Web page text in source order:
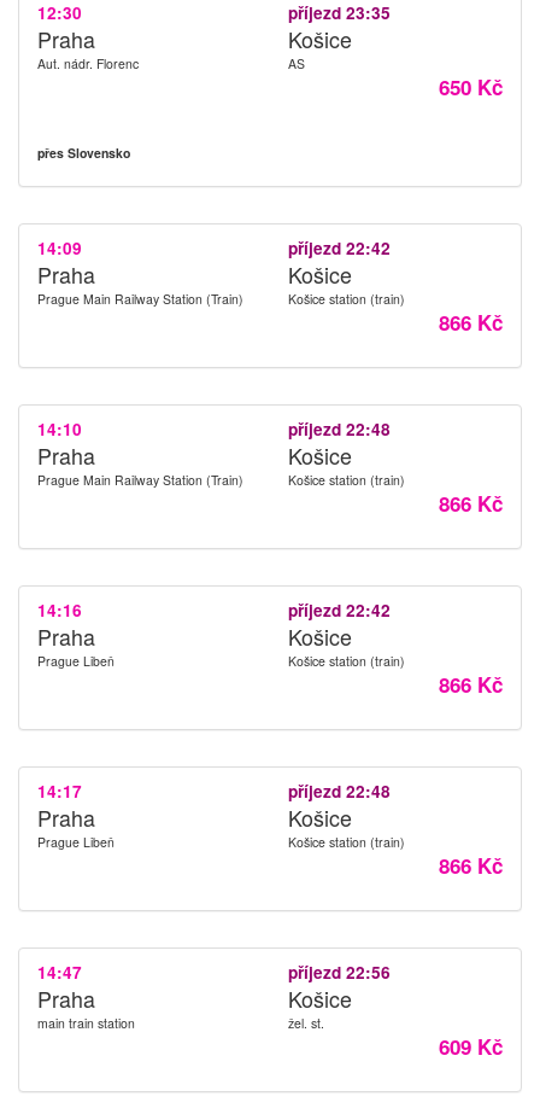
12:30
Praha
Aut. nádr. Florenc
příjezd 23:35
Košice
AS
650 Kč
přes Slovensko
14:09
Praha
Prague Main Railway Station (Train)
příjezd 22:42
Košice
Košice station (train)
866 Kč
14:10
Praha
Prague Main Railway Station (Train)
příjezd 22:48
Košice
Košice station (train)
866 Kč
14:16
Praha
Prague Libeň
příjezd 22:42
Košice
Košice station (train)
866 Kč
14:17
Praha
Prague Libeň
příjezd 22:48
Košice
Košice station (train)
866 Kč
14:47
Praha
main train station
příjezd 22:56
Košice
žel. st.
609 Kč